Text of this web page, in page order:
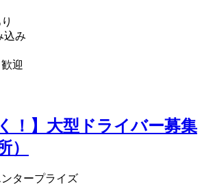
込み
迎
！】大型ドライバー募集
）
タープライズ